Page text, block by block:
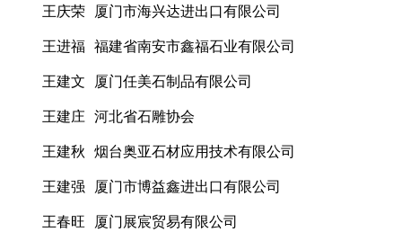
王庆荣 厦门市海兴达进出口有限公司
王进福 福建省南安市鑫福石业有限公司
王建文 厦门任美石制品有限公司
王建庄 河北省石雕协会
王建秋 烟台奥亚石材应用技术有限公司
王建强 厦门市博益鑫进出口有限公司
王春旺 厦门展宸贸易有限公司